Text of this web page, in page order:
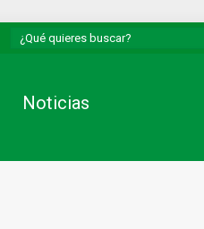
Noticias